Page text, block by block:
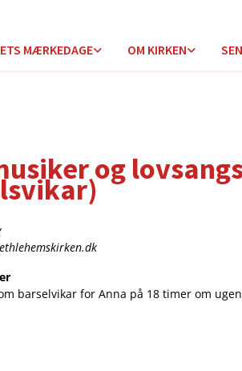
MÆRKEDAGE OM KIRKEN
og
barselvikar for Anna på 18 timer om